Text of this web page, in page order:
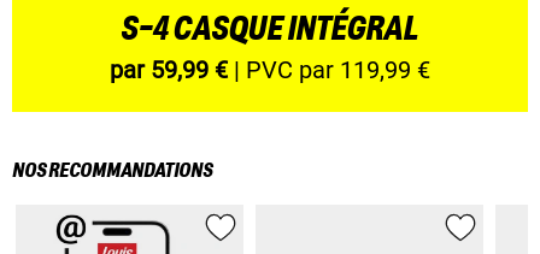
S-4 CASQUE INTÉGRAL
par 59,99 €| PVC par 119,99 €
NOS RECOMMANDATIONS